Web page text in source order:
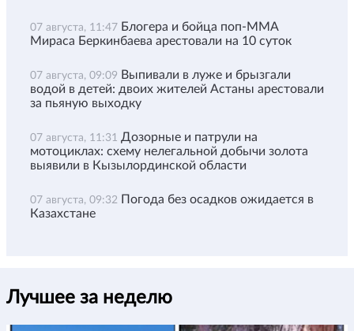
07 августа, 11:47 Блогера и бойца поп-ММА
Мираса Беркинбаева арестовали на 10 суток
07 августа, 09:09 Выпивали в луже и брызгали
водой в детей: двоих жителей Астаны арестовали
за пьяную выходку
07 августа, 11:31 Дозорные и патрули на
мотоциклах: схему нелегальной добычи золота
выявили в Кызылординской области
07 августа, 09:32 Погода без осадков ожидается в
Казахстане
Лучшее за неделю